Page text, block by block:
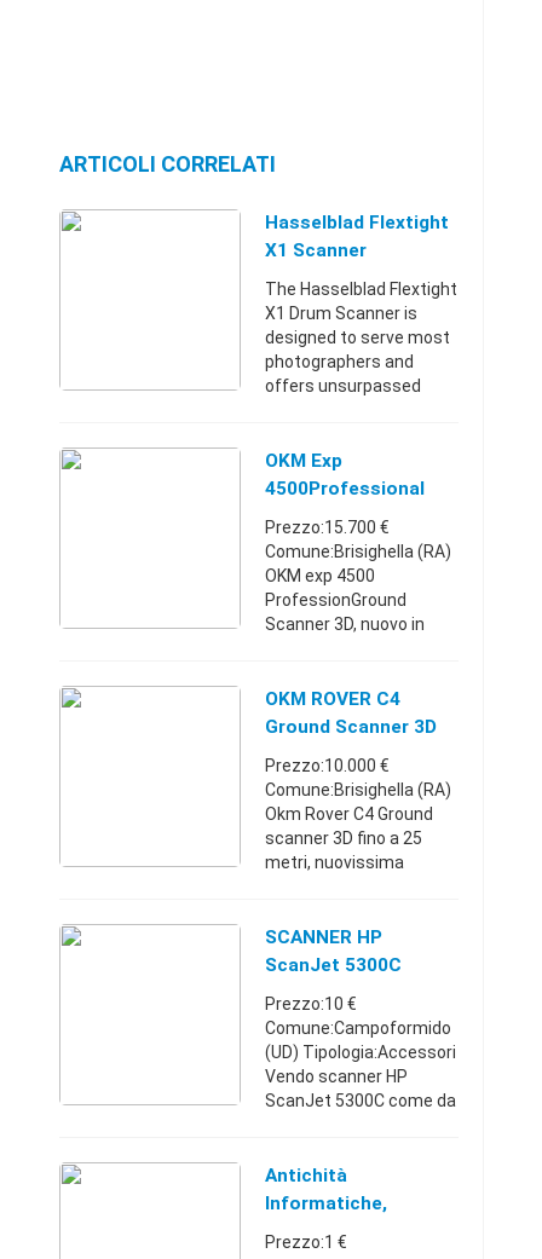
ARTICOLI CORRELATI
Hasselblad Flextight
X1 Scanner
The Hasselblad Flextight
X1 Drum Scanner is
designed to serve most
photographers and
offers unsurpassed
capacity. It is easy to
use, and is built with a
OKM Exp
4500Professional
Ground Scanner 3D
Gpr
Prezzo:15.700 €
Comune:Brisighella (RA)
OKM exp 4500
ProfessionGround
Scanner 3D, nuovo in
metri in tempo reale.
Completo di sonda da 25
...
OKM ROVER C4
Ground Scanner 3D
GPR
Prezzo:10.000 €
Comune:Brisighella (RA)
Okm Rover C4 Ground
scanner 3D fino a 25
metri, nuovissima
display di
programmazione in One
scansioni ...
SCANNER HP
ScanJet 5300C
Prezzo:10 €
Comune:Campoformido
(UD) Tipologia:Accessori
Vendo scanner HP
ScanJet 5300C come da
Venezia
Giulia328703475610 €
Antichità
Informatiche,
Tavoletta Grafica,
Prezzo:1 €